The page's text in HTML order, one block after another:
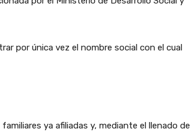
por única vez el nombre social con el cual
ya afiliadas y, mediante el llenado de